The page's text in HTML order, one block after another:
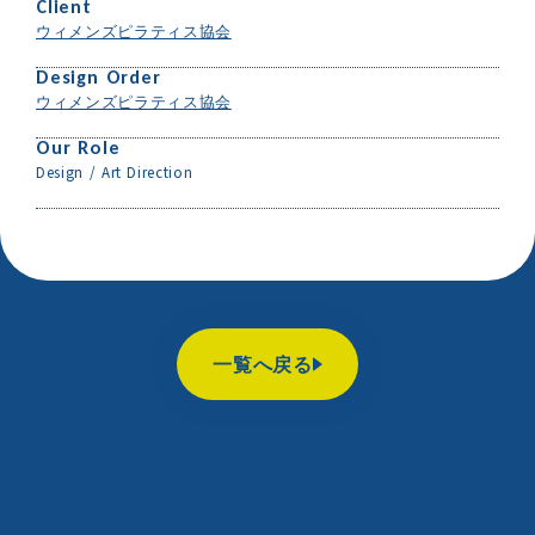
Client
ウィメンズピラティス協会
Design Order
ウィメンズピラティス協会
Our Role
Design / Art Direction
一覧へ戻る